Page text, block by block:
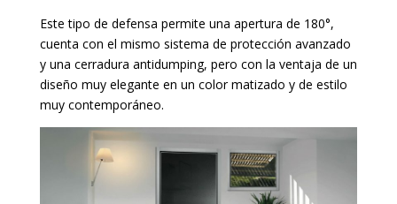
Este tipo de defensa permite una apertura de 180°,
cuenta con el mismo sistema de protección avanzado
y una cerradura antidumping, pero con la ventaja de un
diseño muy elegante en un color matizado y de estilo
muy contemporáneo.